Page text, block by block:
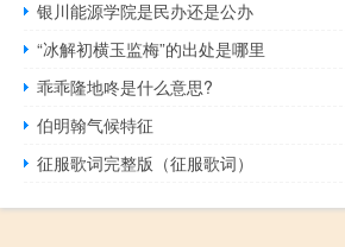
银川能源学院是民办还是公办
“冰解初横玉监梅”的出处是哪里
乖乖隆地咚是什么意思?
伯明翰气候特征
征服歌词完整版（征服歌词）